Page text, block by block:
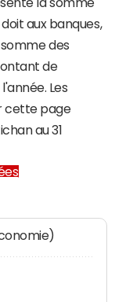
aux banques,
des
de
Les
cette page
au 31